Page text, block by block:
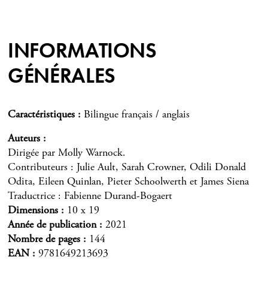
INFORMATIONS
GÉNÉRALES
Caractéristiques
Bilingue français / anglais
Auteurs
Dirigée par Molly Warnock.
Contributeurs : Julie Ault, Sarah Crowner, Odili Donald
Odita, Eileen Quinlan, Pieter Schoolwerth et James Siena
Traductrice : Fabienne Durand-Bogaert
Dimensions
10 x 19
Année de publication
2021
Nombre de pages
144
EAN
9781649213693